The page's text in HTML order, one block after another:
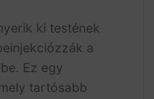
ki testének
a
Ez egy
tartósabb